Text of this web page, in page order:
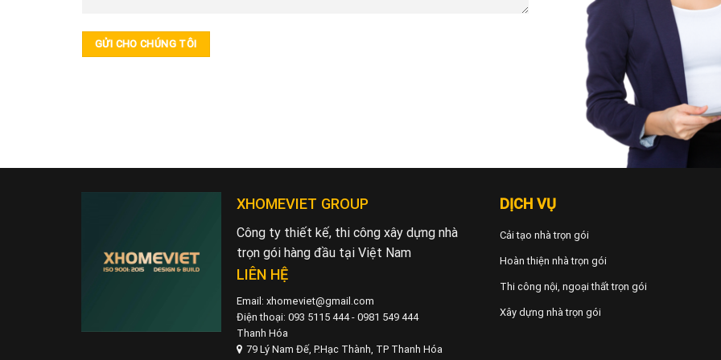
XHOMEVIET GROUP
Công ty thiết kế, thi công xây dựng nhà
trọn gói hàng đầu tại Việt Nam
LIÊN HỆ
Email: xhomeviet@gmail.com
Điện thoại: 093 5115 444 - 0981 549 444
Thanh Hóa
79 Lý Nam Đế, P.Hạc Thành, TP Thanh Hóa
DỊCH VỤ
Cải tạo nhà trọn gói
Hoàn thiện nhà trọn gói
Thi công nội, ngoại thất trọn gói
Xây dựng nhà trọn gói